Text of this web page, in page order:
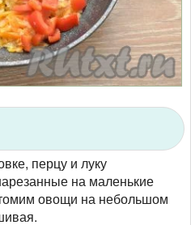
перцу и луку
на маленькие
овощи на небольшом